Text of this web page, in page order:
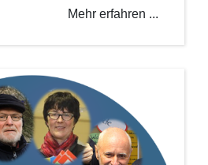
Mehr erfahren ...